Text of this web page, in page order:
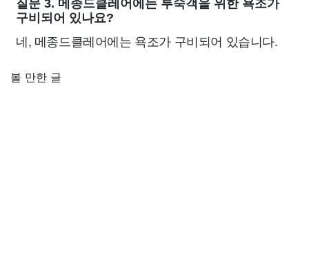
질문 3. 메종드클레어에는 투숙객을 위한 욕조가
구비되어 있나요?
네, 메종드클레어에는 욕조가 구비되어 있습니다.
볼 만한 글